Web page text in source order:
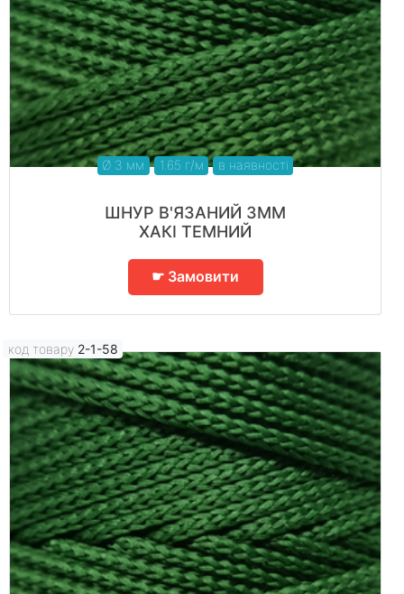
Ø 3 мм 1.65 г/м в наявності
ШНУР В'ЯЗАНИЙ 3ММ
ХАКІ ТЕМНИЙ
☛ Замовити
код товару 2-1-58